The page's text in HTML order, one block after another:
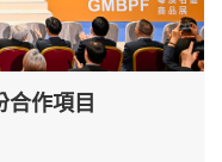
合作項目